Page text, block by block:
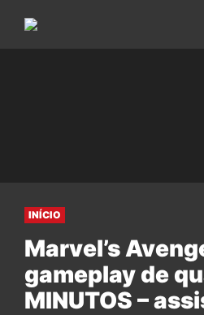
INÍCIO
Marvel’s
gameplay de
MINUTOS –